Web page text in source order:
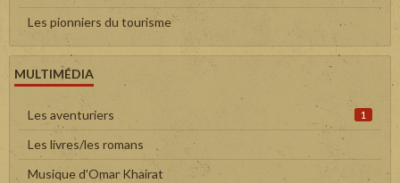
Les pionniers du tourisme
MULTIMÉDIA
Les aventuriers 1
Les livres/les romans
Musique d'Omar Khairat